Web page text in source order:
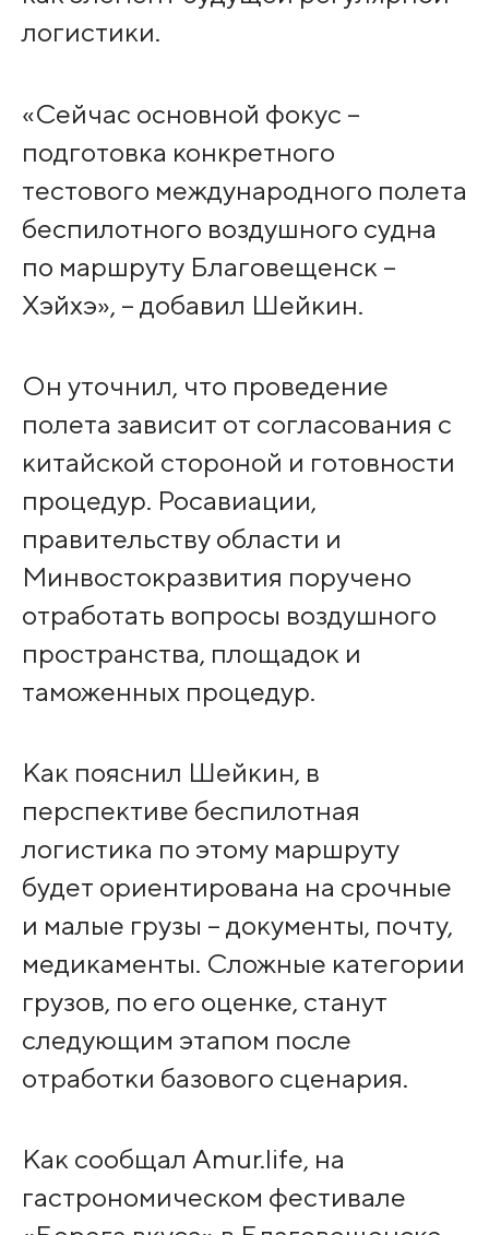
логистики.
«Сейчас основной фокус –
подготовка конкретного
тестового международного полета
беспилотного воздушного судна
по маршруту Благовещенск –
Хэйхэ», – добавил Шейкин.
Он уточнил, что проведение
полета зависит от согласования с
китайской стороной и готовности
процедур. Росавиации,
правительству области и
Минвостокразвития поручено
отработать вопросы воздушного
пространства, площадок и
таможенных процедур.
Как пояснил Шейкин, в
перспективе беспилотная
логистика по этому маршруту
будет ориентирована на срочные
и малые грузы – документы, почту,
медикаменты. Сложные категории
грузов, по его оценке, станут
следующим этапом после
отработки базового сценария.
Как сообщал Amur.life, на
гастрономическом фестивале